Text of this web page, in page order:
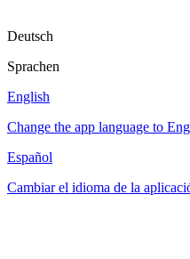
Deutsch
Sprachen
English
Change the app language to
Español
Cambiar el idioma de la